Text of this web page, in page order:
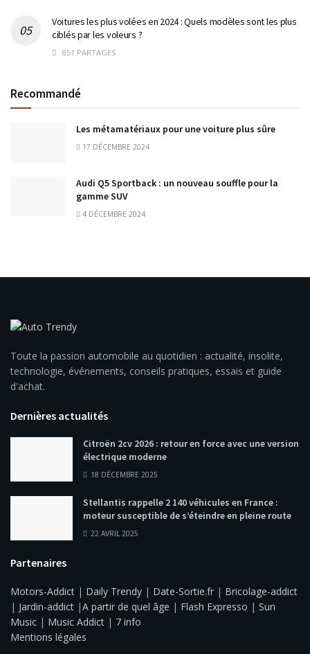
Voitures les plus volées en 2024 : Quels modèles sont les plus
ciblés par les voleurs ?
851 PARTAGES
Recommandé
Les métamatériaux pour une voiture plus sûre
17 DÉCEMBRE 2024
Audi Q5 Sportback : un nouveau souffle pour la
gamme SUV
4 DÉCEMBRE 2024
Toute la passion automobile au quotidien : actualité, insolite,
technologie, événements, conseils pratiques, essais et guide
d'achat.
Dernières actualités
Citroën 2cv 2026 : retour en force avec une version
électrique moderne
18 DÉCEMBRE 2025
Stellantis rappelle 2 140 véhicules en France :
moteur susceptible de s’éteindre en pleine route
22 AVRIL 2025
Partenaires
Motors-Addict | Daily Trendy | Date-Sortie.fr | Bricolage-addict
| Jardin-addict |A partir de quel âge | Flash Expresso | Sun
Music | Music Addict | 7 info
Mentions légales